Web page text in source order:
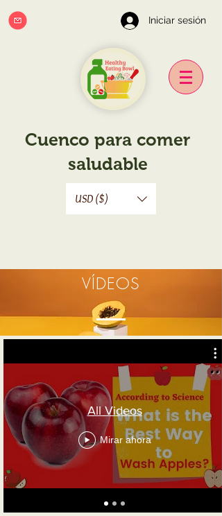
Iniciar sesión
Cuenco para comer
saludable
USD ($)
VÍDEOS
All Videos
Mirar ahora